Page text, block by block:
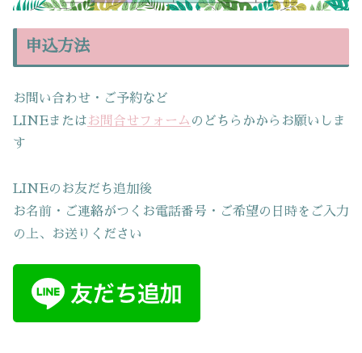
申込方法
お問い合わせ・ご予約など
LINEまたはお問合せフォーム のどちらかからお願いしま
す
LINEのお友だち追加後
お名前・ご連絡がつくお電話番号・ご希望の日時をご入力
の上、お送りください